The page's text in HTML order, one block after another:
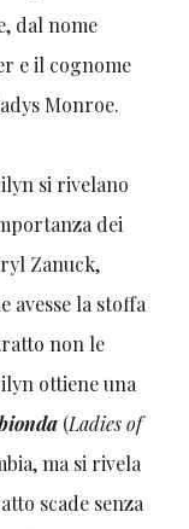
dal nome
e il cognome
Monroe.
si rivelano
dei
Zanuck,
avesse la stoffa
non le
ottiene una
(Ladies of
ma si rivela
scade senza